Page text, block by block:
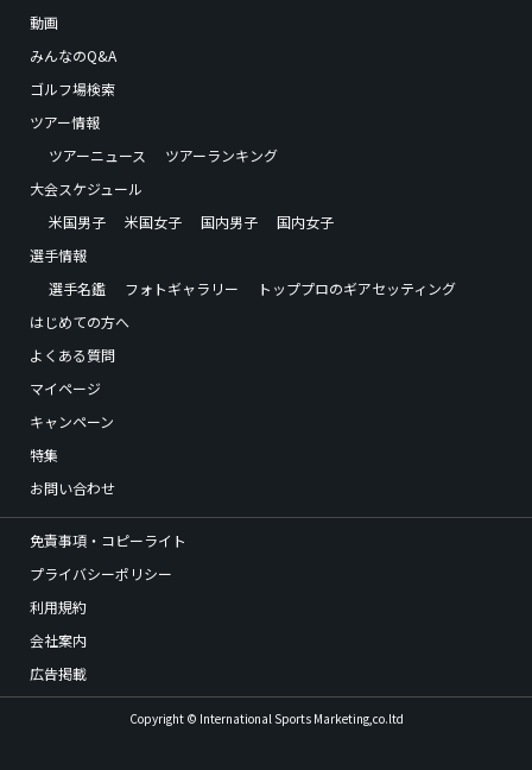
動画
みんなのQ&A
ゴルフ場検索
ツアー情報
ツアーニュース
ツアーランキング
大会スケジュール
米国男子
米国女子 国内男子
国内女子
選手情報
選手名鑑
フォトギャラリー
トッププロのギアセッティング
はじめての方へ
よくある質問
マイページ
キャンペーン
特集
お問い合わせ
免責事項・コピーライト
プライバシーポリシー
利用規約
会社案内
広告掲載
Copyright © International Sports Marketing,co.ltd